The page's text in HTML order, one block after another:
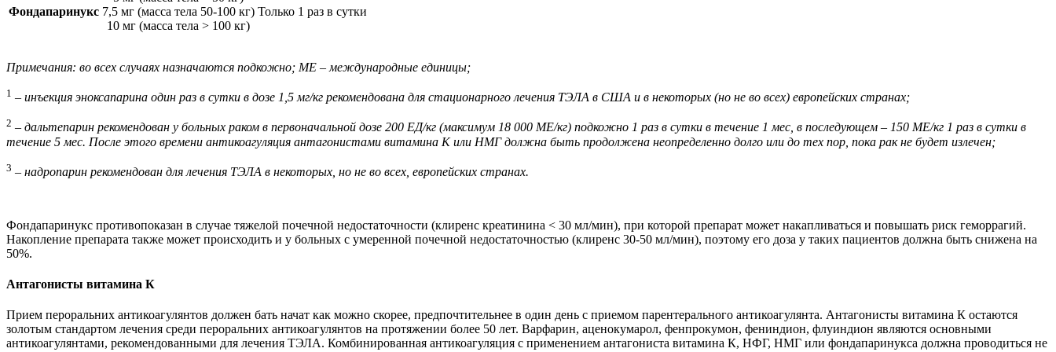
Фондапаринукс 7,5 мг (масса тела 50-100 кг)
10 мг (масса тела > 100 кг)
Только 1 раз в сутки
Примечания: во всех случаях назначаются подкожно; МЕ – международные единицы;
1 – инъекция эноксапарина один раз в сутки в дозе 1,5 мг/кг рекомендована для стационарного лечения ТЭЛА в США и в некоторых (но не во всех) европейских странах;
2 – дальтепарин рекомендован у больных раком в первоначальной дозе 200 ЕД/кг (максимум 18 000 МЕ/кг) подкожно 1 раз в сутки в течение 1 мес, в последующем – 150 МЕ/кг 1 раз в сутки в
течение 5 мес. После этого времени антикоагуляция антагонистами витамина К или НМГ должна быть продолжена неопределенно долго или до тех пор, пока рак не будет излечен;
3 – надропарин рекомендован для лечения ТЭЛА в некоторых, но не во всех, европейских странах.
Фондапаринукс противопоказан в случае тяжелой почечной недостаточности (клиренс креатинина < 30 мл/мин), при которой препарат может накапливаться и повышать риск геморрагий.
Накопление препарата также может происходить и у больных с умеренной почечной недостаточностью (клиренс 30-50 мл/мин), поэтому его доза у таких пациентов должна быть снижена на
50%.
Антагонисты витамина К
Прием пероральних антикоагулянтов должен бать начат как можно скорее, предпочтительнее в один день с приемом парентерального антикоагулянта. Антаго­нисты витамина К остаются
золотым стандартом лечения среди пероральних антикоагулянтов на протяжении более 50 лет. Варфарин, аценокумарол, фенпрокумон, фениндион, флуиндион являются основными
антикоагулянтами, рекомендованными для лечения ТЭЛА. Комбинированная антикоагуляция с при­ме­нением антагониста витамина К, НФГ, НМГ или фондапаринукса должна проводиться не